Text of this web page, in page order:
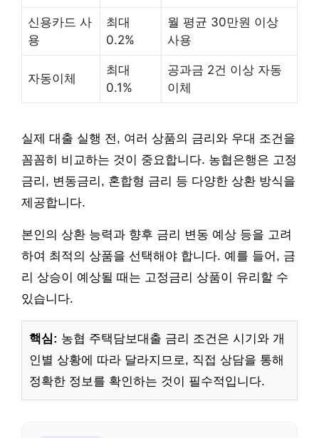
신용카드 사
용
최대
0.2%
월 평균 30만원 이상
사용
자동이체
최대
0.1%
공과금 2건 이상 자동
이체
실제 대출 실행 전, 여러 상품의 금리와 우대 조건을
꼼꼼히 비교하는 것이 중요합니다. 농협은행은 고정
금리, 변동금리, 혼합형 금리 등 다양한 상환 방식을
제공합니다.
본인의 상환 능력과 향후 금리 변동 예상 등을 고려
하여 최적의 상품을 선택해야 합니다. 예를 들어, 금
리 상승이 예상될 때는 고정금리 상품이 유리할 수
있습니다.
핵심: 농협 주택담보대출 금리 조건은 시기와 개
인별 상황에 따라 달라지므로, 직접 상담을 통해
정확한 정보를 확인하는 것이 필수적입니다.